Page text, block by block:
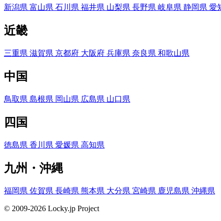
新潟県 富山県 石川県 福井県 山梨県 長野県 岐阜県 静岡県 愛
近畿
三重県 滋賀県 京都府 大阪府 兵庫県 奈良県 和歌山県
中国
鳥取県 島根県 岡山県 広島県 山口県
四国
徳島県 香川県 愛媛県 高知県
九州・沖縄
福岡県 佐賀県 長崎県 熊本県 大分県 宮崎県 鹿児島県 沖縄県
© 2009-2026 Locky.jp Project